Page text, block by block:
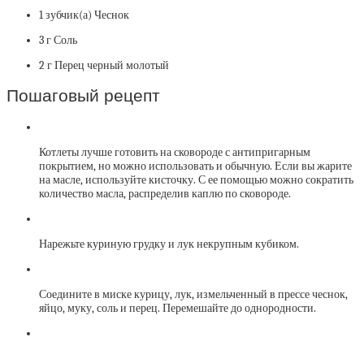
1 зубчик(а) Чеснок
3 г Соль
2 г Перец черный молотый
Пошаговый рецепт
Котлеты лучше готовить на сковороде с антипригарным
покрытием, но можно использовать и обычную. Если вы жарите
на масле, используйте кисточку. С ее помощью можно сократить
количество масла, распределив каплю по сковороде.
Нарежьте куриную грудку и лук некрупным кубиком.
Соедините в миске курицу, лук, измельченный в прессе чеснок,
яйцо, муку, соль и перец. Перемешайте до однородности.